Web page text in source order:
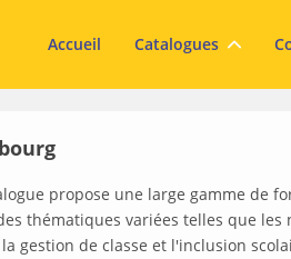
Accueil Catalogues
propose une large gamme de
thématiques variées telles que les
gestion de classe et l'inclusion